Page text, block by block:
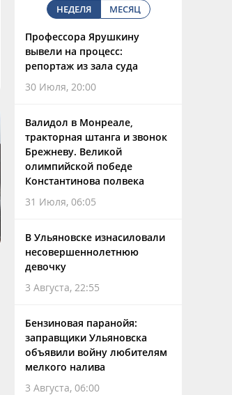
НЕДЕЛЯ МЕСЯЦ
Профессора Ярушкину
вывели на процесс:
репортаж из зала суда
30 Июля, 20:00
Валидол в Монреале,
тракторная штанга и звонок
Брежневу. Великой
олимпийской победе
Константинова полвека
31 Июля, 06:05
В Ульяновске изнасиловали
несовершеннолетнюю
девочку
3 Августа, 22:55
Бензиновая паранойя:
заправщики Ульяновска
объявили войну любителям
мелкого налива
3 Августа, 06:00